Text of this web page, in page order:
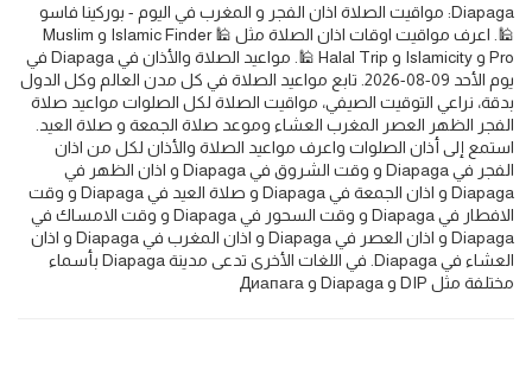
Diapaga: مواقيت الصلاة اذان الفجر و المغرب في اليوم - بوركينا فاسو
🕌. اعرف مواقيت اوقات اذان الصلاة مثل 🕌 Islamic Finder و Muslim
Pro و Islamicity و Halal Trip 🕌. مواعيد الصلاة والأذان في Diapaga في
يوم الأحد 09-08-2026. تابع مواعيد الصلاة في كل مدن العالم وكل الدول
بدقة، نراعي التوقيت الصيفي، مواقيت الصلاة لكل الصلوات مواعيد صلاة
الفجر الظهر العصر المغرب العشاء وموعد صلاة الجمعة و صلاة العيد.
استمع إلى أذان الصلوات واعرف مواعيد الصلاة والأذان لكل من اذان
الفجر في Diapaga و وقت الشروق في Diapaga و اذان الظهر في
Diapaga و اذان الجمعة في Diapaga و صلاة العيد في Diapaga و وقت
الافطار في Diapaga و وقت السحور في Diapaga و وقت الامساك في
Diapaga و اذان العصر في Diapaga و اذان المغرب في Diapaga و اذان
العشاء في Diapaga. في اللغات الأخرى تدعى مدينة Diapaga بأسماء
مختلفة مثل DIP و Diapaga و Диапага